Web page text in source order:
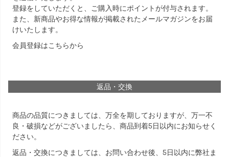
登録をしていただくと、ご購入時にポイントが付与されます。
また、新商品やお得な情報が掲載されたメールマガジンをお届
けいたします。
会員登録はこちらから
返品・交換
商品の品質につきましては、万全を期しておりますが、万一不
良・破損などがございましたら、商品到着5日以内にお知らせく
ださい。
返品・交換につきましては、お問い合わせ後、5日以内に弊社ま